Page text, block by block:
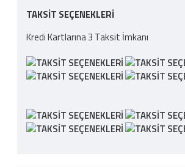
TAKSIT SEÇENEKLERI
Kredi Kartlarına 3 Taksit İmkanı